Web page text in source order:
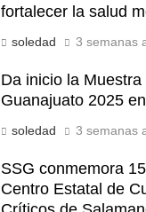
fortalecer la salud
soledad 3 semanas
Da inicio la Muestra
Guanajuato 2025
soledad 3 semanas
SSG conmemora
Centro Estatal de